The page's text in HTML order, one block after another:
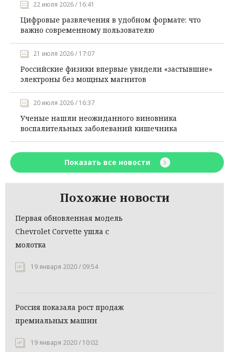
22 июля 2026 / 16:41
Цифровые развлечения в удобном формате: что
важно современному пользователю
21 июля 2026 / 17:07
Российские физики впервые увидели «застывшие»
электроны без мощных магнитов
20 июля 2026 / 16:37
Ученые нашли неожиданного виновника
воспалительных заболеваний кишечника
Показать все новости
Похожие новости
Первая обновленная модель
Chevrolet Corvette ушла с
молотка
19 января 2020 / 09:54
Россия показала рост продаж
премиальных машин
19 января 2020 / 10:02